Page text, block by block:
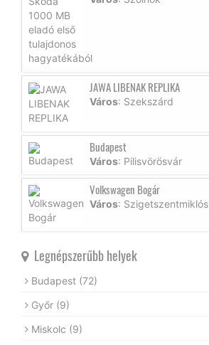
JAWA LIBENAK REPLIKA
Város: Szekszárd
Budapest
Város: Pilisvörösvár
Volkswagen Bogár
Város: Szigetszentmiklós
Legnépszerűbb helyek
Budapest (72)
Győr (9)
Miskolc (9)